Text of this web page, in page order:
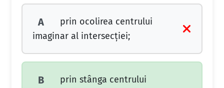
A
prin ocolirea centrului
imaginar al intersecției;
B
prin stânga centrului